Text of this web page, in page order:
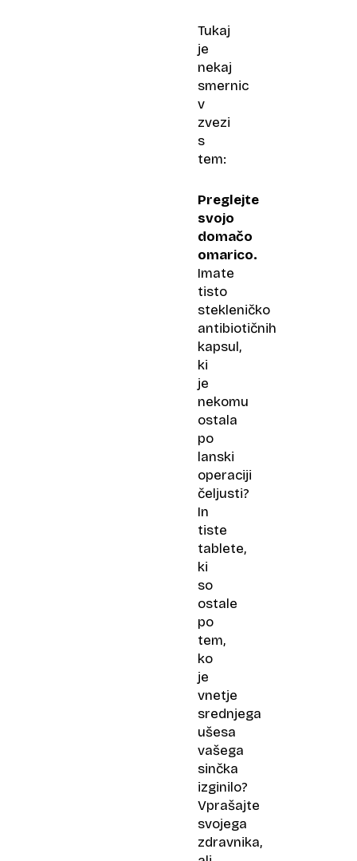
Tukaj
je
nekaj
smernic
v
zvezi
s
tem:
Preglejte
svojo
domačo
omarico.
Imate
tisto
stekleničko
antibiotičnih
kapsul,
ki
je
nekomu
ostala
po
lanski
operaciji
čeljusti?
In
tiste
tablete,
ki
so
ostale
po
tem,
ko
je
vnetje
srednjega
ušesa
vašega
sinčka
izginilo?
Vprašajte
svojega
zdravnika,